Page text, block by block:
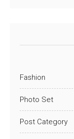
Fashion
Photo Set
Post Category